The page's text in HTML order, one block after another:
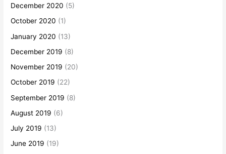
December 2020 (5)
October 2020 (1)
January 2020 (13)
December 2019 (8)
November 2019 (20)
October 2019 (22)
September 2019 (8)
August 2019 (6)
July 2019 (13)
June 2019 (19)